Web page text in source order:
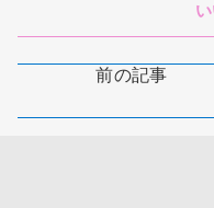
前の記事